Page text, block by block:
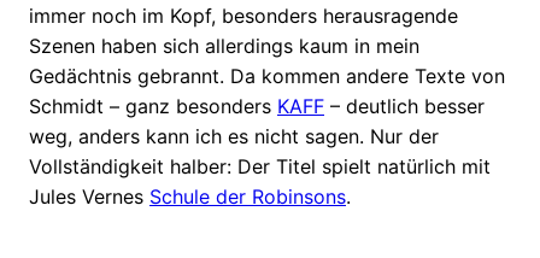
immer noch im Kopf, besonders herausragende
Szenen haben sich allerdings kaum in mein
Gedächtnis gebrannt. Da kommen andere Texte von
Schmidt – ganz besonders KAFF – deutlich besser
weg, anders kann ich es nicht sagen. Nur der
Vollständigkeit halber: Der Titel spielt natürlich mit
Jules Vernes Schule der Robinsons.